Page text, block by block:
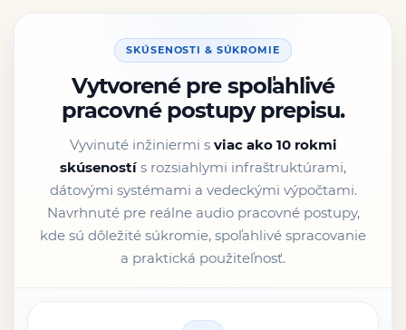
SKÚSENOSTI & SÚKROMIE
Vytvorené pre spoľahlivé
pracovné postupy prepisu.
Vyvinuté inžiniermi s viac ako 10 rokmi
skúseností s rozsiahlymi infraštruktúrami,
dátovými systémami a vedeckými výpočtami.
Navrhnuté pre reálne audio pracovné postupy,
kde sú dôležité súkromie, spoľahlivé spracovanie
a praktická použiteľnosť.